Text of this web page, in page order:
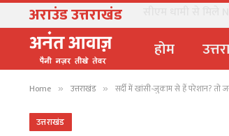
अराउंड उत्तराखंड
होम
Home » उत्तराखंड » सर्दी में खांसी-जुकाम से हैं परेशान? तो
उत्तराखंड